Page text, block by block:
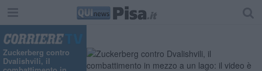
Zuckerberg contro
Dvalishvili, il